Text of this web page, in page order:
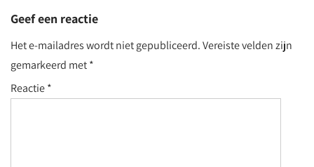
Geef een reactie
Het e-mailadres wordt niet gepubliceerd.Vereiste velden zijn
gemarkeerd met*
Reactie*